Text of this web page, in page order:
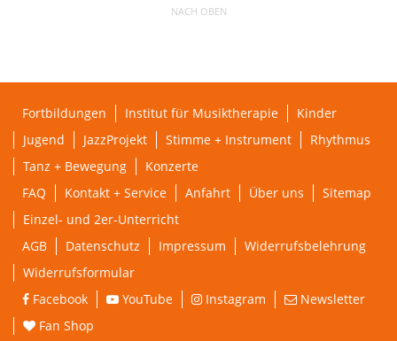
NACH OBEN
Fortbildungen Institut für Musiktherapie
Kinder
Jugend
JazzProjekt Stimme + Instrument
Rhythmus
Tanz + Bewegung
Konzerte
FAQ
Kontakt + Service Anfahrt Über uns
Sitemap
Einzel- und 2er-Unterricht
AGB
Datenschutz Impressum
Widerrufsbelehrung
Widerrufsformular
Facebook
YouTube Instagram
Newsletter
Fan Shop